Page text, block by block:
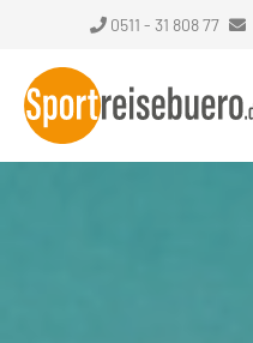
0511 - 31 808 77